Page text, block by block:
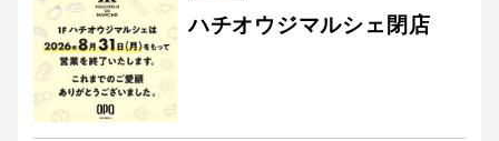
ハチオウジマルシェ閉店